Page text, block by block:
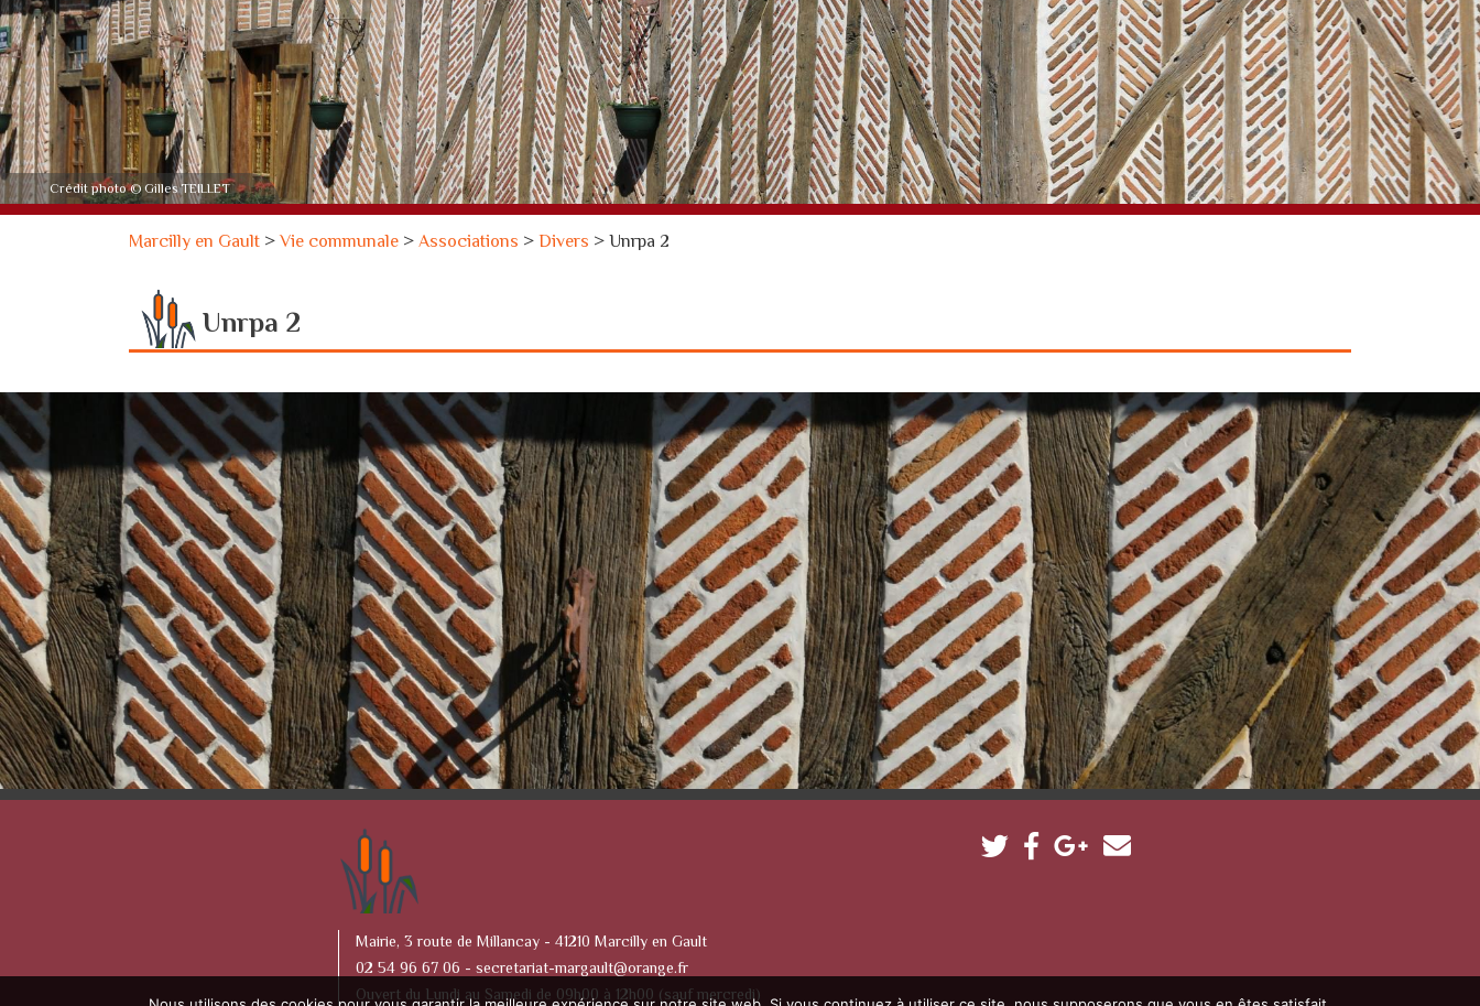
Crédit photo © Gilles TEILLET
Marcilly en Gault >Vie communale >Associations >Divers >Unrpa 2
Unrpa 2
Mairie, 3 route de Millancay - 41210 Marcilly en Gault
02 54 96 67 06 - secretariat-margault@orange.fr
Ouvert du Lundi au Samedi de 09h00 à 12h00 (sauf mercredi)